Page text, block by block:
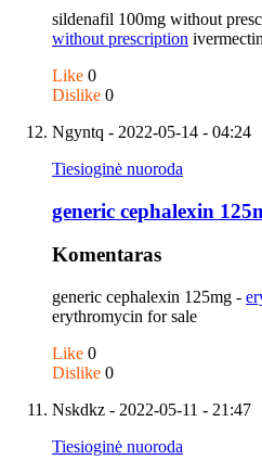
sildenafil 100mg without
without prescription
Like 0
Dislike 0
Ngyntq - 2022-05-14 - 04:24
Tiesioginė nuoroda
generic cephalexin
Komentaras
generic cephalexin 125mg -
erythromycin for sale
Like 0
Dislike 0
Nskdkz - 2022-05-11 - 21:47
Tiesioginė nuoroda